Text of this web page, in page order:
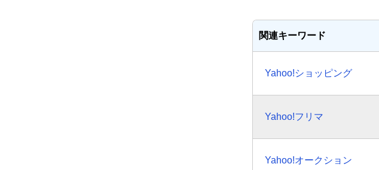
関連キーワード
Yahoo!ショッピング
Yahoo!フリマ
Yahoo!オークション